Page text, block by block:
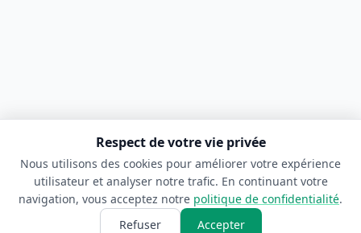
Respect de votre vie privée
Nous utilisons des cookies pour améliorer votre expérience
utilisateur et analyser notre trafic. En continuant votre
navigation, vous acceptez notre politique de confidentialité.
Refuser
Accepter